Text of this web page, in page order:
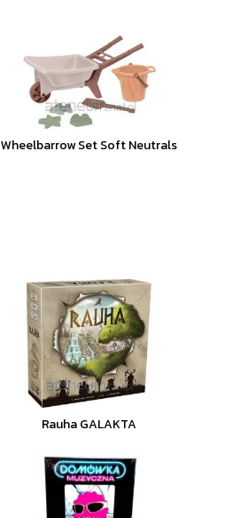
Wheelbarrow Set Soft Neutrals
Rauha GALAKTA